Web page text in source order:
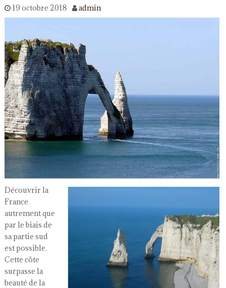
19 octobre 2018 admin
Découvrir la
France
autrement que
par le biais de
sa partie sud
est possible.
Cette côte
surpasse la
beauté de la